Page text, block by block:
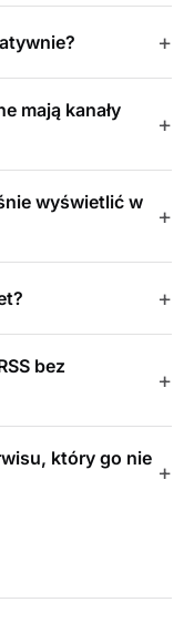
mają kanały
wyświetlić w
bez
który go nie